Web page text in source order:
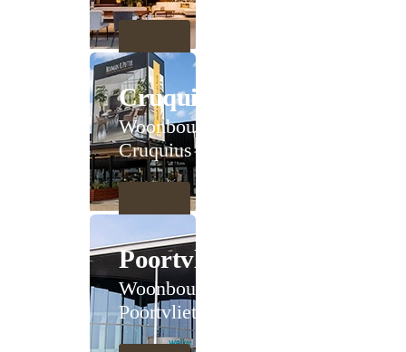
Cruquius
Woonboulevard
Cruquius
Poortvliet
Woonboulevard
Poortvliet XXL